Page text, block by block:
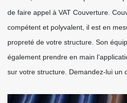
de faire appel à VAT Couverture.
compétent et polyvalent, il est en
propreté de votre structure. Son
également prendre en main
sur votre structure. Demandez-lui un